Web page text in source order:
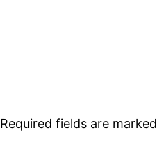
Required fields are marked